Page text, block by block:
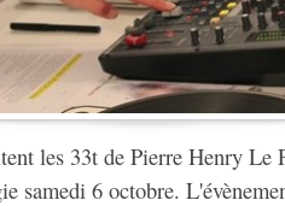
les 33t de Pierre Henry
samedi 6 octobre.